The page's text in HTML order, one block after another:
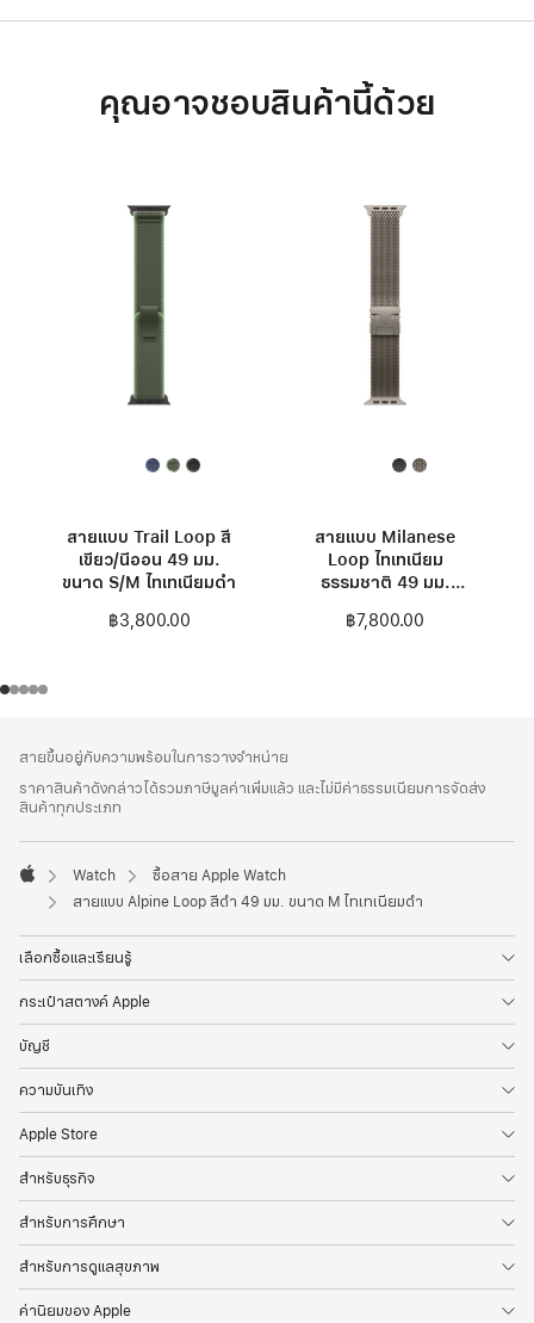
คุณอาจชอบสินค้านี้ด้วย
สายแบบ Trail Loop สี
เขียว/นีออน 49 มม.
ขนาด S/M ไทเทเนียมดำ
฿3,800.00
สายแบบ Milanese
Loop ไทเทเนียม
ธรรมชาติ 49 มม.
฿7,800.00
ส่วน
ท้าย
กระดาษ
เชิงอรรถ
สายขึ้นอยู่กับความพร้อมในการวางจำหน่าย
ราคาสินค้าดังกล่าวได้รวมภาษีมูลค่าเพิ่มแล้ว และไม่มีค่าธรรมเนียมการจัดส่ง
สินค้าทุกประเภท
Apple
Watch
ซื้อสาย Apple Watch
สายแบบ Alpine Loop สีดำ 49 มม. ขนาด M ไทเทเนียมดำ
เลือกซื้อและเรียนรู้
กระเป๋าสตางค์ Apple
บัญชี
ความบันเทิง
Apple Store
สำหรับธุรกิจ
สำหรับการศึกษา
สำหรับการดูแลสุขภาพ
ค่านิยมของ Apple